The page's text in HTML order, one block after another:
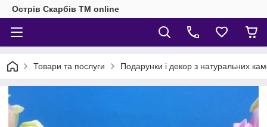
Острів Скарбів TM online
Товари та послуги Подарунки і декор з натуральних